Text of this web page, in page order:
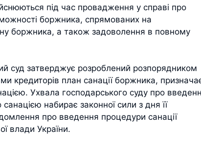
під час провадження у справі про
боржника, спрямованих на
боржника, а також задоволення в повному
суд затверджує розроблений розпорядником
кредиторів план санації боржника,
Ухвала господарського суду про
набирає законної сили з дня її
про введення процедури санації
влади України.